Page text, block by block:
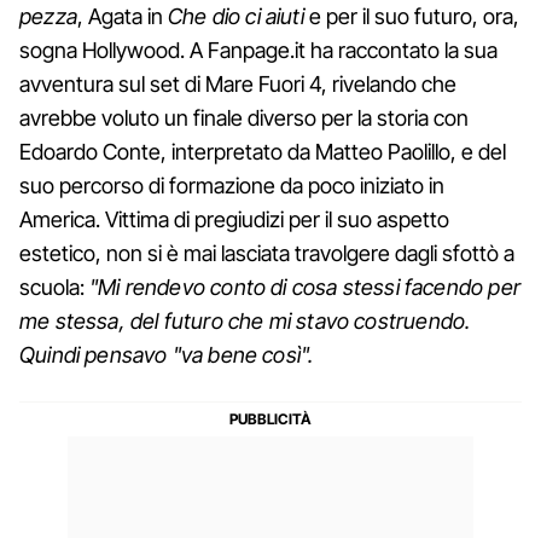
pezza, Agata in Che dio ci aiutie per il suo futuro, ora,
sogna Hollywood. A Fanpage.it ha raccontato la sua
avventura sul set di Mare Fuori 4, rivelando che
avrebbe voluto un finale diverso per la storia con
Edoardo Conte, interpretato da Matteo Paolillo, e del
suo percorso di formazione da poco iniziato in
America. Vittima di pregiudizi per il suo aspetto
estetico, non si è mai lasciata travolgere dagli sfottò a
scuola: "Mi rendevo conto di cosa stessi facendo per
me stessa, del futuro che mi stavo costruendo.
Quindi pensavo "va bene così".